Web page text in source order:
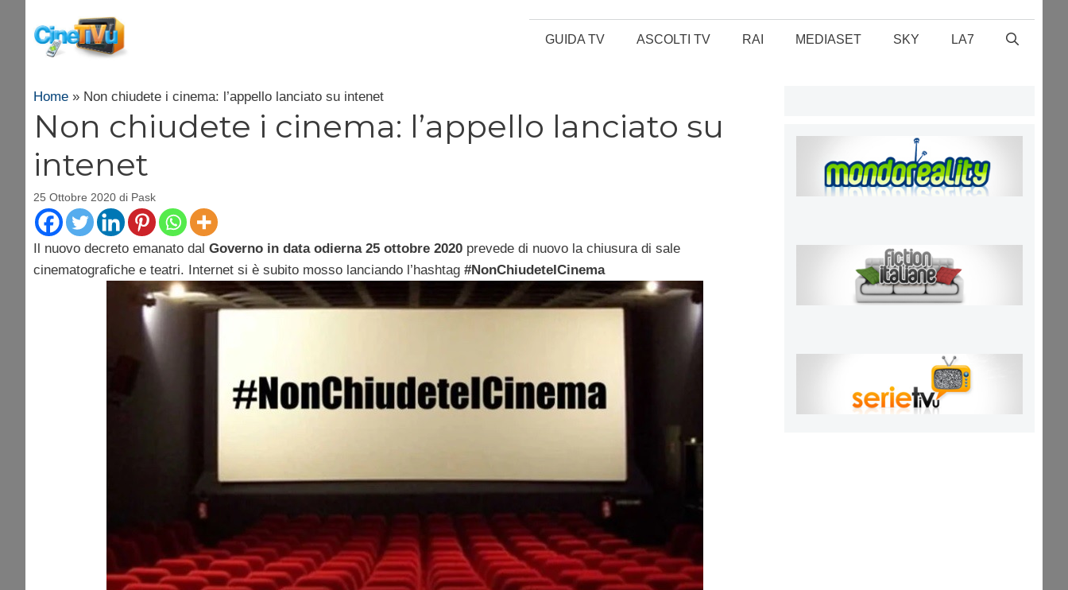
contenuto
GUIDA TV ASCOLTI TV RAI MEDIASET SKY LA7
Home » Non chiudete i cinema: l’appello lanciato su intenet
Non chiudete i cinema: l’appello lanciato su
intenet
25 Ottobre 2020 di Pask
Il nuovo decreto emanato dal Governo in data odierna 25 ottobre 2020 prevede di nuovo la chiusura di sale
cinematografiche e teatri. Internet si è subito mosso lanciando l’hashtag #NonChiudeteICinema